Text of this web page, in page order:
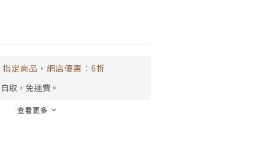
指定商品，網店優惠：6折
取，免運費。
查看更多